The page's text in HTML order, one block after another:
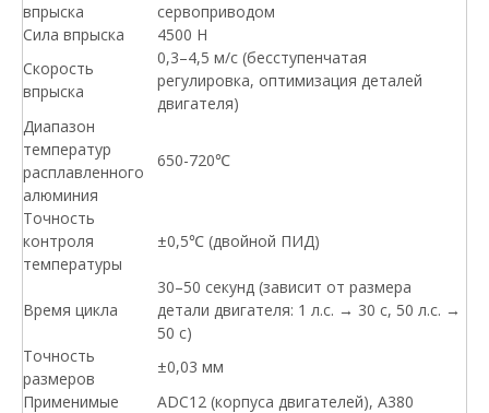
впрыска
сервоприводом
Сила впрыска
4500 Н
Скорость
впрыска
0,3–4,5 м/с (бесступенчатая
регулировка, оптимизация деталей
двигателя)
Диапазон
температур
расплавленного
алюминия
650-720℃
Точность
контроля
температуры
±0,5℃ (двойной ПИД)
Время цикла
30–50 секунд (зависит от размера
детали двигателя: 1 л.с. → 30 с, 50 ​​л.с. →
50 с)
Точность
размеров
±0,03 мм
Применимые
ADC12 (корпуса двигателей), A380